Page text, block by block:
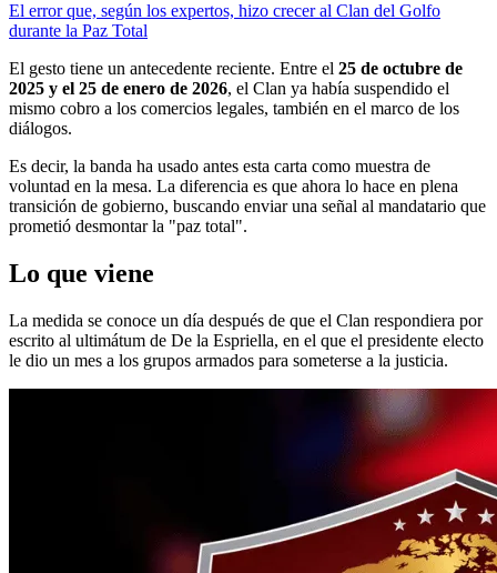
El error que, según los expertos, hizo crecer al Clan del Golfo
durante la Paz Total
El gesto tiene un antecedente reciente. Entre el 25 de octubre de
2025 y el 25 de enero de 2026, el Clan ya había suspendido el
mismo cobro a los comercios legales, también en el marco de los
diálogos.
Es decir, la banda ha usado antes esta carta como muestra de
voluntad en la mesa. La diferencia es que ahora lo hace en plena
transición de gobierno, buscando enviar una señal al mandatario que
prometió desmontar la "paz total".
Lo que viene
La medida se conoce un día después de que el Clan respondiera por
escrito al ultimátum de De la Espriella, en el que el presidente electo
le dio un mes a los grupos armados para someterse a la justicia.